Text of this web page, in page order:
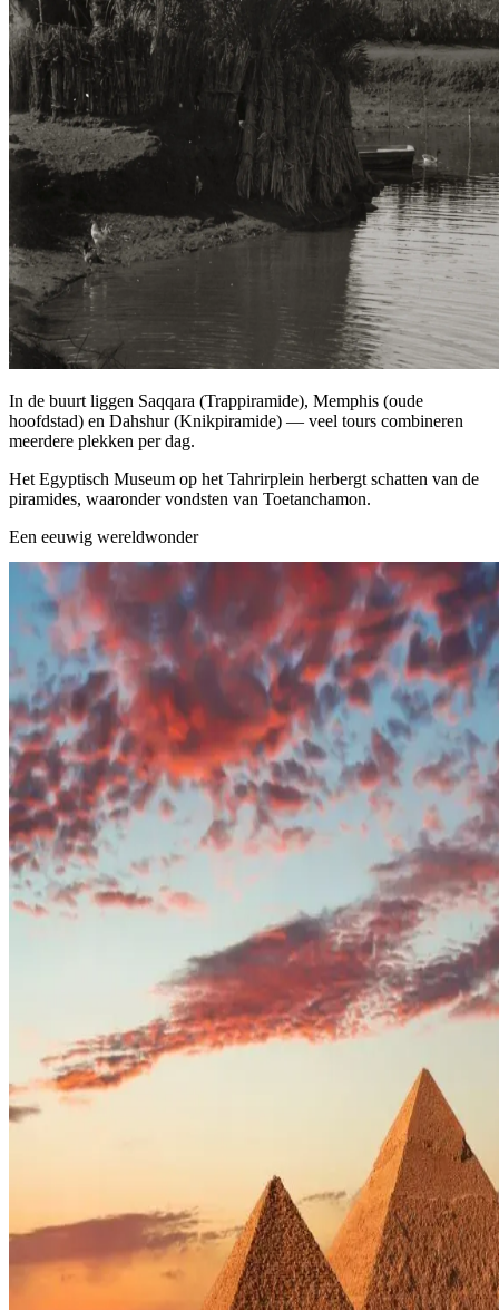
In de buurt liggen Saqqara (Trappiramide), Memphis (oude
hoofdstad) en Dahshur (Knikpiramide) — veel tours combineren
meerdere plekken per dag.
Het Egyptisch Museum op het Tahrirplein herbergt schatten van de
piramides, waaronder vondsten van Toetanchamon.
Een eeuwig wereldwonder